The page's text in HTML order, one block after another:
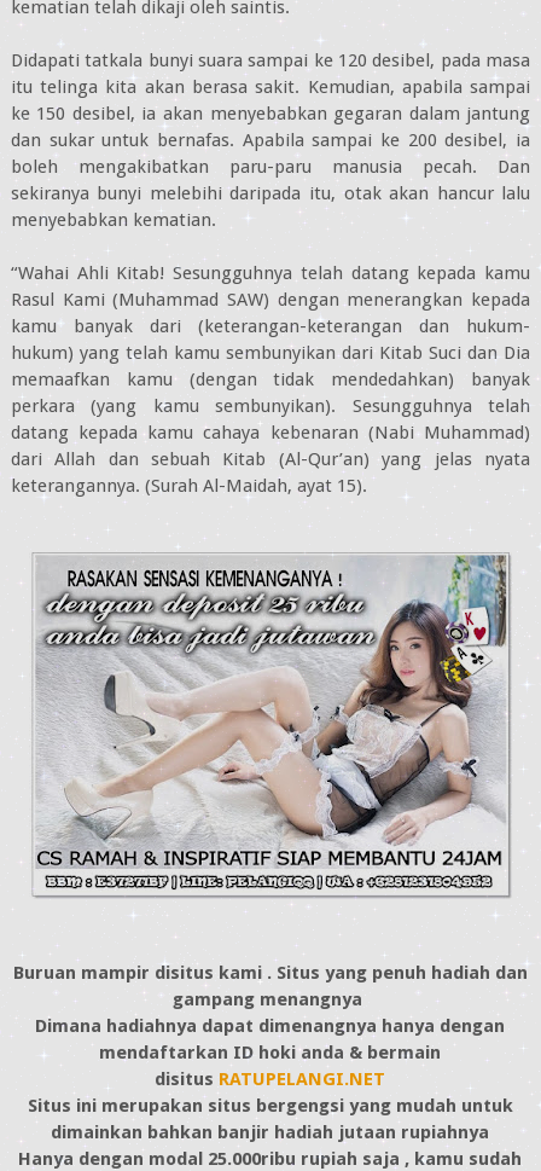
kematian telah dikaji oleh saintis.
Didapati tatkala bunyi suara sampai ke 120 desibel, pada masa
itu telinga kita akan berasa sakit. Kemudian, apabila sampai
ke 150 desibel, ia akan menyebabkan gegaran dalam jantung
dan sukar untuk bernafas. Apabila sampai ke 200 desibel, ia
boleh mengakibatkan paru-paru manusia pecah. Dan
sekiranya bunyi melebihi daripada itu, otak akan hancur lalu
menyebabkan kematian.
“Wahai Ahli Kitab! Sesungguhnya telah datang kepada kamu
Rasul Kami (Muhammad SAW) dengan menerangkan kepada
kamu banyak dari (keterangan-keterangan dan hukum-
hukum) yang telah kamu sembunyikan dari Kitab Suci dan Dia
memaafkan kamu (dengan tidak mendedahkan) banyak
perkara (yang kamu sembunyikan). Sesungguhnya telah
datang kepada kamu cahaya kebenaran (Nabi Muhammad)
dari Allah dan sebuah Kitab (Al-Qur’an) yang jelas nyata
keterangannya. (Surah Al-Maidah, ayat 15).
Buruan mampir disitus kami . Situs yang penuh hadiah dan
gampang menangnya
Dimana hadiahnya dapat dimenangnya hanya dengan
mendaftarkan ID hoki anda & bermain
disitus RATUPELANGI.NET
Situs ini merupakan situs bergengsi yang mudah untuk
dimainkan bahkan banjir hadiah jutaan rupiahnya
Hanya dengan modal 25.000ribu rupiah saja , kamu sudah